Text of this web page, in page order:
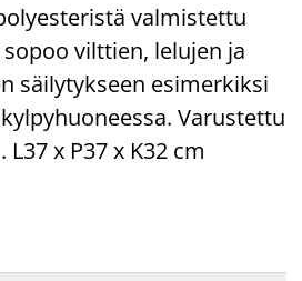
valmistettu
vilttien, lelujen ja
säilytykseen esimerkiksi
Varustettu
x P37 x K32 cm